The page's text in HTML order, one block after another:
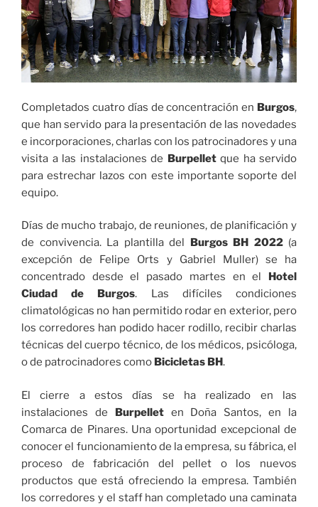
Completados cuatro días de concentración en Burgos,
que han servido para la presentación de las novedades
e incorporaciones, charlas con los patrocinadores y una
visita a las instalaciones de Burpelletque ha servido
para estrechar lazos con este importante soporte del
equipo.
Días de mucho trabajo, de reuniones, de planificación y
de convivencia. La plantilla del Burgos BH 2022(a
excepción de Felipe Orts y Gabriel Muller) se ha
concentrado desde el pasado martes en el Hotel
Ciudad de Burgos. Las difíciles condiciones
climatológicas no han permitido rodar en exterior, pero
los corredores han podido hacer rodillo, recibir charlas
técnicas del cuerpo técnico, de los médicos, psicóloga,
o de patrocinadores como Bicicletas BH.
El cierre a estos días se ha realizado en las
instalaciones de Burpelleten Doña Santos, en la
Comarca de Pinares. Una oportunidad excepcional de
conocer el funcionamiento de la empresa, su fábrica, el
proceso de fabricación del pellet o los nuevos
productos que está ofreciendo la empresa. También
los corredores y el staff han completado una caminata